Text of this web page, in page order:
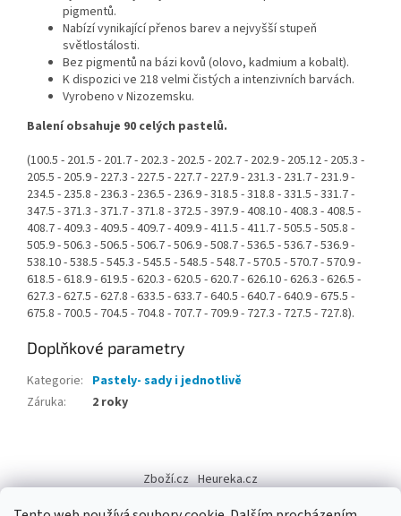
pigmentů.
Nabízí vynikající přenos barev a nejvyšší stupeň
světlostálosti.
Bez pigmentů na bázi kovů (olovo, kadmium a kobalt).
K dispozici ve 218 velmi čistých a intenzivních barvách.
Vyrobeno v Nizozemsku.
Balení obsahuje 90 celých pastelů.
(100.5 - 201.5 - 201.7 - 202.3 - 202.5 - 202.7 - 202.9 - 205.12 - 205.3 -
205.5 - 205.9 - 227.3 - 227.5 - 227.7 - 227.9 - 231.3 - 231.7 - 231.9 -
234.5 - 235.8 - 236.3 - 236.5 - 236.9 - 318.5 - 318.8 - 331.5 - 331.7 -
347.5 - 371.3 - 371.7 - 371.8 - 372.5 - 397.9 - 408.10 - 408.3 - 408.5 -
408.7 - 409.3 - 409.5 - 409.7 - 409.9 - 411.5 - 411.7 - 505.5 - 505.8 -
505.9 - 506.3 - 506.5 - 506.7 - 506.9 - 508.7 - 536.5 - 536.7 - 536.9 -
538.10 - 538.5 - 545.3 - 545.5 - 548.5 - 548.7 - 570.5 - 570.7 - 570.9 -
618.5 - 618.9 - 619.5 - 620.3 - 620.5 - 620.7 - 626.10 - 626.3 - 626.5 -
627.3 - 627.5 - 627.8 - 633.5 - 633.7 - 640.5 - 640.7 - 640.9 - 675.5 -
675.8 - 700.5 - 704.5 - 704.8 - 707.7 - 709.9 - 727.3 - 727.5 - 727.8).
Doplňkové parametry
Kategorie: Pastely- sady i jednotlivě
Záruka: 2 roky
p
Zboží.cz Heureka.cz